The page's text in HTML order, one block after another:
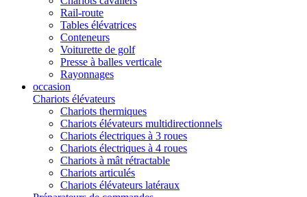
Rail-route
Tables élévatrices
Conteneurs
Voiturette de golf
Presse à balles verticale
Rayonnages
occasion
Chariots élévateurs
Chariots thermiques
Chariots élévateurs multidirectionnels
Chariots électriques à 3 roues
Chariots électriques à 4 roues
Chariots à mât rétractable
Chariots articulés
Chariots élévateurs latéraux